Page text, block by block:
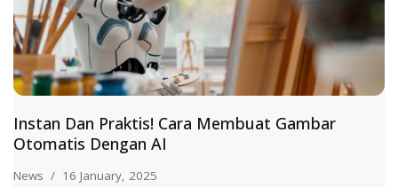
Instan Dan Praktis! Cara Membuat Gambar
Otomatis Dengan AI
News 16 January, 2025